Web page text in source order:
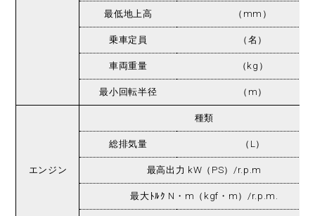
最低地上高 （mm）
乗車定員 （名）
車両重量 （kg）
最小回転半径 （m）
エンジン
種類
総排気量 （L）
最高出力 kW（PS）/r.p.m
最大ﾄﾙｸ N・m（kgf・m）/r.p.m.